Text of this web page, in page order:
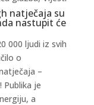
natječaja su
nastupit će
000 ljudi iz svih
o
–
Publika je
a